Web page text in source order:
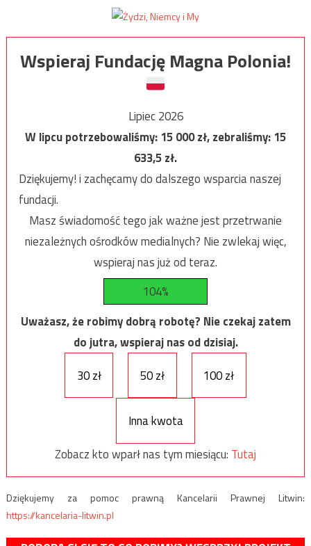
Wspieraj Fundację Magna Polonia!
Lipiec 2026
W lipcu potrzebowaliśmy:15 000zł, zebraliśmy:15
633,5zł.
Dziękujemy! i zachęcamy do dalszego wsparcia naszej
fundacji.
Masz świadomość tego jak ważne jest przetrwanie
niezależnych ośrodków medialnych? Nie zwlekaj więc,
wspieraj nas już od teraz.
104%
Uważasz, że robimy dobrą robotę? Nie czekaj zatem
do jutra, wspieraj nas od dzisiaj.
30 zł
50 zł 100 zł
Inna kwota
Zobacz kto wparł nas tym miesiącu: Tutaj
Dziękujemy za pomoc prawną Kancelarii Prawnej Litwin:
https://kancelaria-litwin.pl